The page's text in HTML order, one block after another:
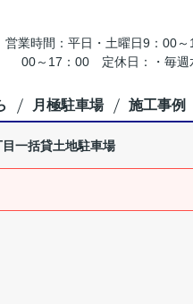
営業時間：平日・土曜日9：00
00～17：00 定休日：・毎週
月極駐車場 施工事例
一括貸土地駐車場